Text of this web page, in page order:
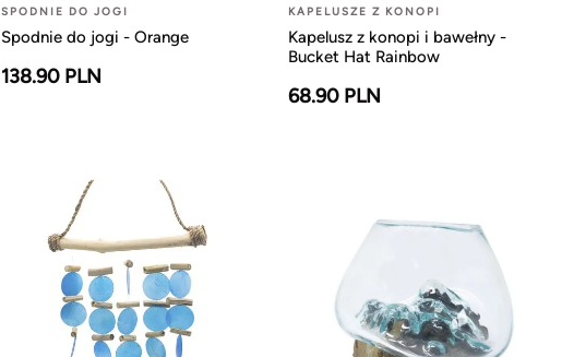
SPODNIE DO JOGI
Spodnie do jogi - Orange
138.90 PLN
KAPELUSZE Z KONOPI
Kapelusz z konopi i bawełny -
Bucket Hat Rainbow
68.90 PLN